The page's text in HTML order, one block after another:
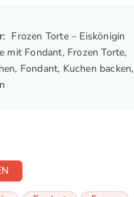
Frozen Torte – Eiskönigin
mit Fondant, Frozen Torte,
Fondant, Kuchen backen,